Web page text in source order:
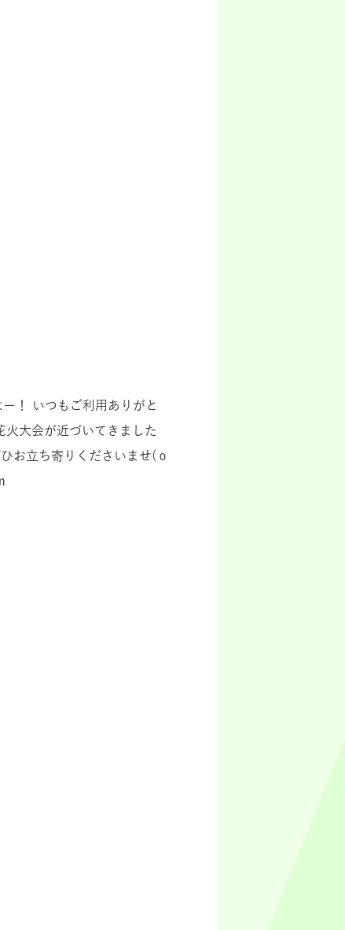
ー！ いつもご利用ありがと
大会が近づいてきました
お立ち寄りくださいませ(о